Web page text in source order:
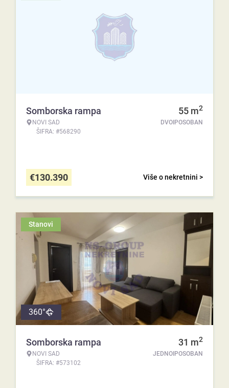
Somborska rampa
NOVI SAD
ŠIFRA: #568290
55 m2
DVOIPOSOBAN
Više o nekretnini >
€130.390
Stanovi
360°
Somborska rampa
NOVI SAD
ŠIFRA: #573102
31 m2
JEDNOIPOSOBAN